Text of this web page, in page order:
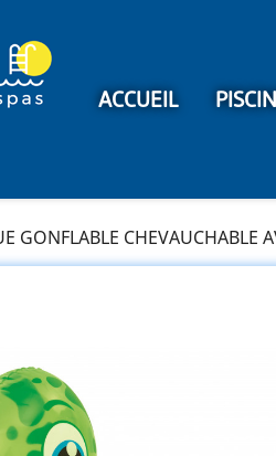
ACCUEIL
GONFLABLE CHEVAUCHABLE